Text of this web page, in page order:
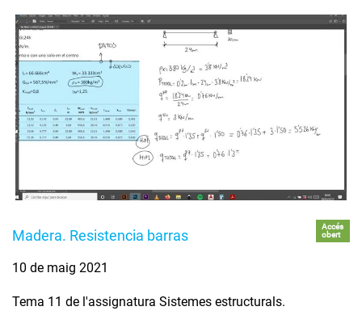
Madera. Resistencia barras
Accés
obert
10 de maig 2021
Tema 11 de l'assignatura Sistemes estructurals.